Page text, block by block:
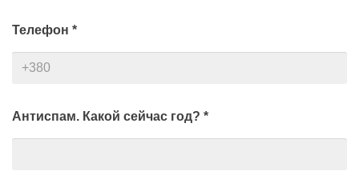
Телефон *
Антиспам. Какой сейчас год? *